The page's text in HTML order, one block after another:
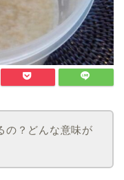
の？どんな意味が